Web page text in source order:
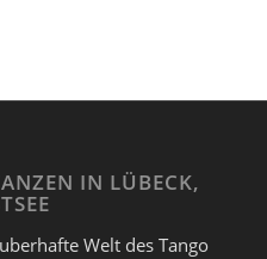
IN LÜBECK,
Welt des Tango